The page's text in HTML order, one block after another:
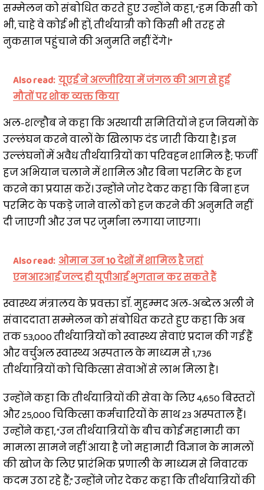
सम्मेलन को संबोधित करते हुए उन्होंने कहा, “हम किसी को
भी, चाहे वे कोई भी हों, तीर्थयात्री को किसी भी तरह से
नुकसान पहुंचाने की अनुमति नहीं देंगे।”
Also read: यूएई ने अल्जीरिया में जंगल की आग से हुई
मौतों पर शोक व्यक्त किया
अल-शल्हौब ने कहा कि अस्थायी समितियों ने हज नियमों के
उल्लंघन करने वालों के खिलाफ दंड जारी किया है। इन
उल्लंघनों में अवैध तीर्थयात्रियों का परिवहन शामिल है; फर्जी
हज अभियान चलाने में शामिल और बिना परमिट के हज
करने का प्रयास करें। उन्होंने जोर देकर कहा कि बिना हज
परमिट के पकड़े जाने वालों को हज करने की अनुमति नहीं
दी जाएगी और उन पर जुर्माना लगाया जाएगा।
Also read: ओमान उन 10 देशों में शामिल है जहां
एनआरआई जल्द ही यूपीआई भुगतान कर सकते हैं
स्वास्थ्य मंत्रालय के प्रवक्ता डॉ. मुहम्मद अल-अब्देल अली ने
संवाददाता सम्मेलन को संबोधित करते हुए कहा कि अब
तक 53,000 तीर्थयात्रियों को स्वास्थ्य सेवाएं प्रदान की गई हैं
और वर्चुअल स्वास्थ्य अस्पताल के माध्यम से 1,736
तीर्थयात्रियों को चिकित्सा सेवाओं से लाभ मिला है।
उन्होंने कहा कि तीर्थयात्रियों की सेवा के लिए 4,650 बिस्तरों
और 25,000 चिकित्सा कर्मचारियों के साथ 23 अस्पताल हैं।
उन्होंने कहा, “उन तीर्थयात्रियों के बीच कोई महामारी का
मामला सामने नहीं आया है जो महामारी विज्ञान के मामलों
की खोज के लिए प्रारंभिक प्रणाली के माध्यम से निवारक
कदम उठा रहे हैं,” उन्होंने जोर देकर कहा कि तीर्थयात्रियों की